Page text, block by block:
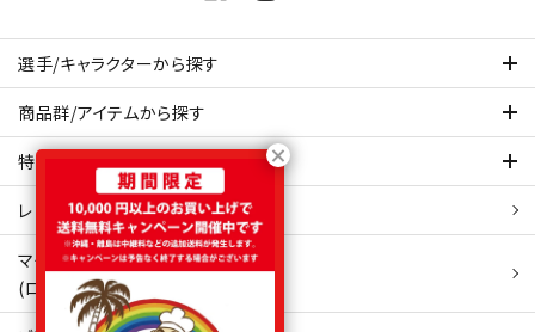
選手/キャラクターから探す
商品群/アイテムから探す
特集ページを見てみる
レビュー・口コミ 一覧ページ
マイアカウント
(ログイン/新規会員登録)